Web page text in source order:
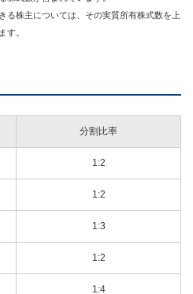
る株主については、その実質所有株式数を上
す。
分割比率
1:2
1:2
1:3
1:2
1:4